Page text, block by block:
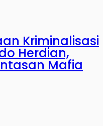
Kriminalisasi
Herdian,
Mafia